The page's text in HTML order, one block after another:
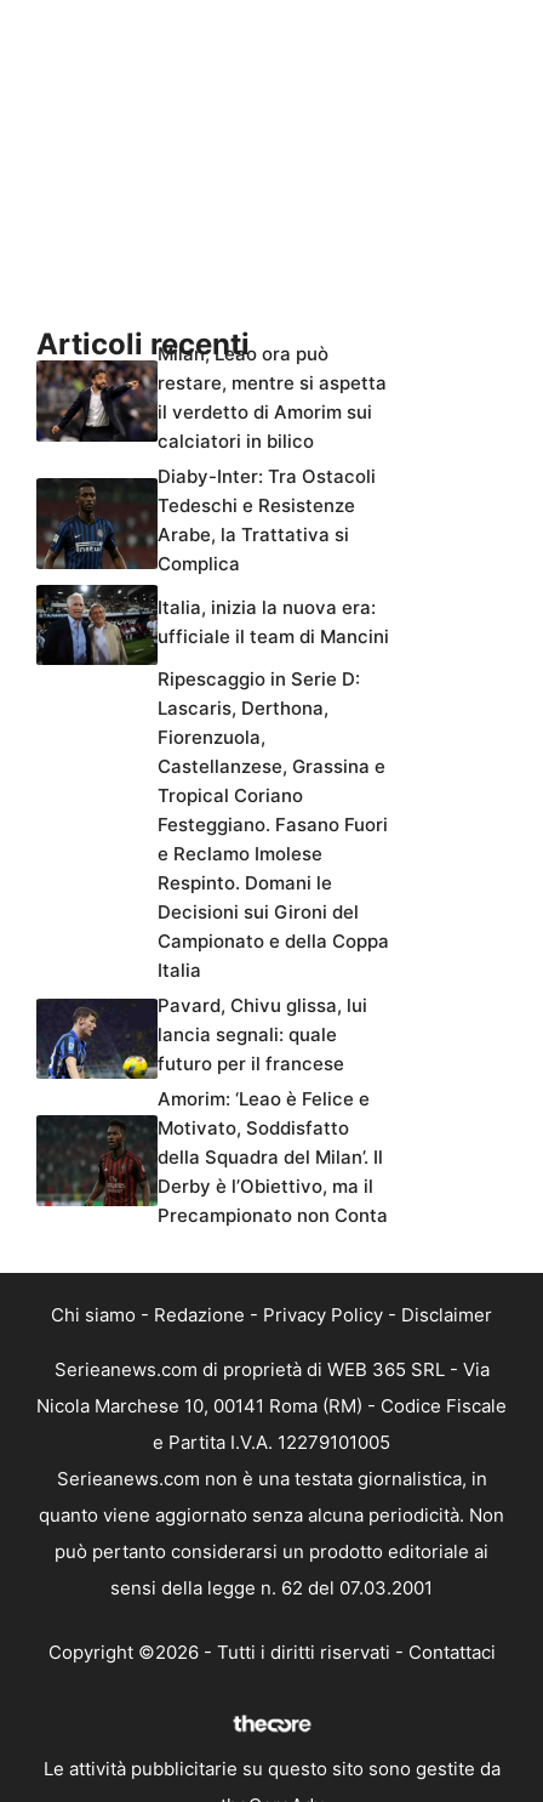
Articoli recenti
Milan, Leao ora può
restare, mentre si aspetta
il verdetto di Amorim sui
calciatori in bilico
Diaby-Inter: Tra Ostacoli
Tedeschi e Resistenze
Arabe, la Trattativa si
Complica
Italia, inizia la nuova era:
ufficiale il team di Mancini
Ripescaggio in Serie D:
Lascaris, Derthona,
Fiorenzuola,
Castellanzese, Grassina e
Tropical Coriano
Festeggiano. Fasano Fuori
e Reclamo Imolese
Respinto. Domani le
Decisioni sui Gironi del
Campionato e della Coppa
Italia
Pavard, Chivu glissa, lui
lancia segnali: quale
futuro per il francese
Amorim: ‘Leao è Felice e
Motivato, Soddisfatto
della Squadra del Milan’. Il
Derby è l’Obiettivo, ma il
Precampionato non Conta
Chi siamo - Redazione - Privacy Policy - Disclaimer
Serieanews.com di proprietà di WEB 365 SRL - Via
Nicola Marchese 10, 00141 Roma (RM) - Codice Fiscale
e Partita I.V.A. 12279101005
Serieanews.com non è una testata giornalistica, in
quanto viene aggiornato senza alcuna periodicità. Non
può pertanto considerarsi un prodotto editoriale ai
sensi della legge n. 62 del 07.03.2001
Copyright ©2026 - Tutti i diritti riservati - Contattaci
Le attività pubblicitarie su questo sito sono gestite da